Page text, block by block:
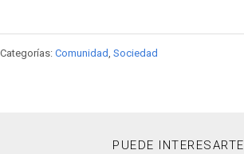
Categorías: Comunidad Sociedad
PUEDE INTERESARTE